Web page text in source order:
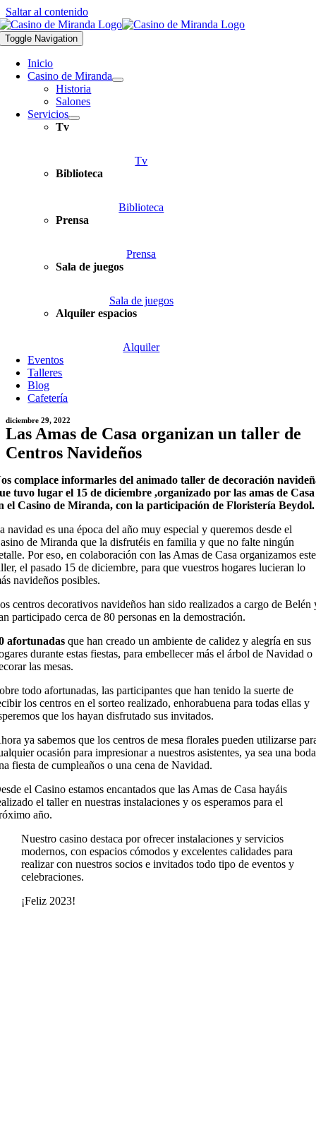
Saltar al contenido
Toggle Navigation
Inicio
Casino de Miranda
Historia
Salones
Servicios
Tv
Tv
Biblioteca
Biblioteca
Prensa
Prensa
Sala de juegos
Sala de juegos
Alquiler espacios
Alquiler
Eventos
Talleres
Blog
Cafetería
diciembre 29, 2022
Las Amas de Casa organizan un taller de
Centros Navideños
complace informarles del animado taller de decoración
tuvo lugar el 15 de diciembre ,organizado por las amas de Casa
el Casino de Miranda, con la participación de Floristería Beydol.
navidad es una época del año muy especial y queremos desde el
de Miranda que la disfrutéis en familia y que no falte ningún
Por eso, en colaboración con las Amas de Casa organizamos este
el pasado 15 de diciembre, para que vuestros hogares lucieran lo
navideños posibles.
centros decorativos navideños han sido realizados a cargo de Belén
participado cerca de 80 personas en la demostración.
afortunadas que han creado un ambiente de calidez y alegría en sus
durante estas fiestas, para embellecer más el árbol de Navidad o
las mesas.
todo afortunadas, las participantes que han tenido la suerte de
los centros en el sorteo realizado, enhorabuena para todas ellas y
que los hayan disfrutado sus invitados.
ya sabemos que los centros de mesa florales pueden utilizarse
ocasión para impresionar a nuestros asistentes, ya sea una
fiesta de cumpleaños o una cena de Navidad.
el Casino estamos encantados que las Amas de Casa hayáis
el taller en nuestras instalaciones y os esperamos para el
año.
Nuestro casino destaca por ofrecer instalaciones y servicios
modernos, con espacios cómodos y excelentes calidades para
realizar con nuestros socios e invitados todo tipo de eventos y
celebraciones.
¡Feliz 2023!